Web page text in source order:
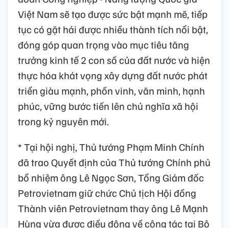
Việt Nam sẽ tạo được sức bật mạnh mẽ, tiếp
tục có gặt hái được nhiều thành tích nổi bật,
đóng góp quan trọng vào mục tiêu tăng
trưởng kinh tế 2 con số của đất nước và hiện
thực hóa khát vọng xây dựng đất nước phát
triển giàu mạnh, phồn vinh, văn minh, hạnh
phúc, vững bước tiến lên chủ nghĩa xã hội
trong kỷ nguyên mới.
* Tại hội nghị, Thủ tướng Phạm Minh Chính
đã trao Quyết định của Thủ tướng Chính phủ
bổ nhiệm ông Lê Ngọc Sơn, Tổng Giám đốc
Petrovietnam giữ chức Chủ tịch Hội đồng
Thành viên Petrovietnam thay ông Lê Mạnh
Hùng vừa được điều động về công tác tại Bộ